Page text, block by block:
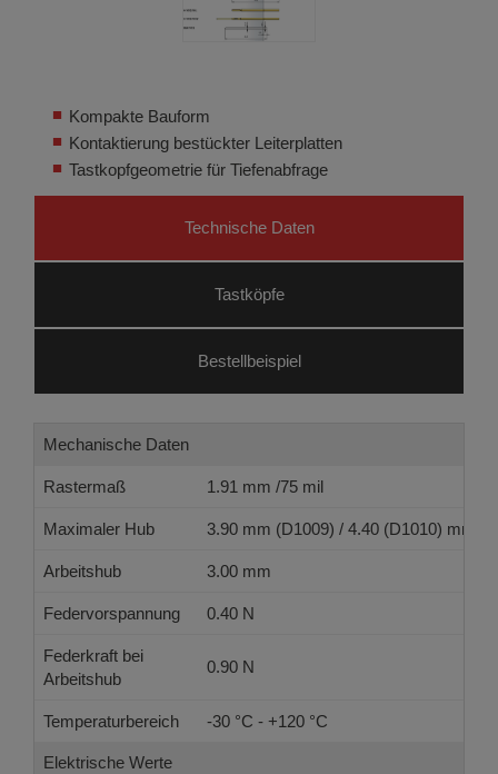
Kompakte Bauform
Kontaktierung bestückter Leiterplatten
Tastkopfgeometrie für Tiefenabfrage
Technische Daten
Tastköpfe
Bestellbeispiel
Mechanische Daten
Rastermaß 1.91 mm /75 mil
Maximaler Hub 3.90 mm (D1009) / 4.40 (D1010) mm
Arbeitshub 3.00 mm
Federvorspannung 0.40 N
Federkraft bei
Arbeitshub
0.90 N
Temperaturbereich -30 °C - +120 °C
Elektrische Werte